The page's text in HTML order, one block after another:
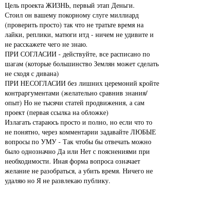
Цель проекта ЖИЗНЬ, первый этап Деньги.
Стоил он вашему покорному слуге миллиард
(проверить просто) так что не тратьте время на
лайки, реплики, матюги итд - ничем не удивите и
не расскажете чего не знаю.
ПРИ СОГЛАСИИ - действуйте, все расписано по
шагам (которые большинство Землян может сделать
не сходя с дивана)
ПРИ НЕСОГЛАСИИ без лишних церемоний кройте
контраргументами (желательно сравнив знания/
опыт) Но не тысячи статей продвижения, а сам
проект (первая ссылка на обложке)
Излагать стараюсь просто и полно, но если что то
не понятно, через комментарии задавайте ЛЮБЫЕ
вопросы по УМУ - Так чтобы бы отвечать можно
было однозначно Да или Нет с пояснениями при
необходимости. Иная форма вопроса означает
желание не разобраться, а убить время. Ничего не
удаляю но Я не развлекаю публику.